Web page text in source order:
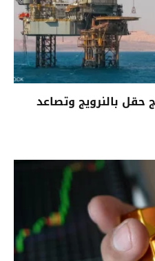
حقل بالنرويج وتصاعد